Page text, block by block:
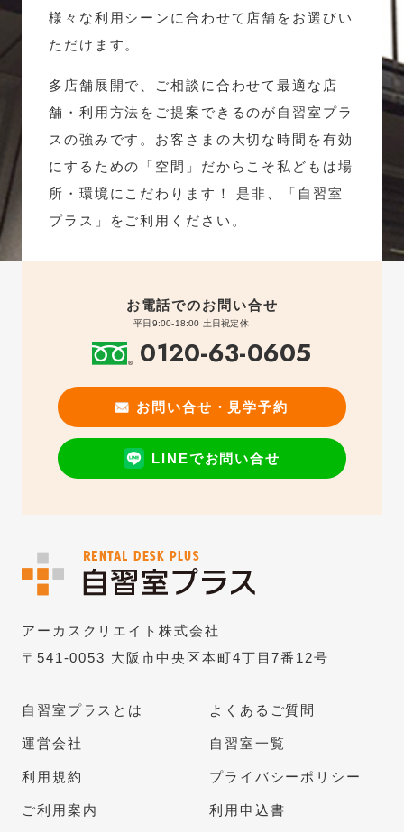
様々な利用シーンに合わせて店舗をお選びい
ただけます。
多店舗展開で、ご相談に合わせて最適な店
舗・利用方法をご提案できるのが自習室プラ
スの強みです。お客さまの大切な時間を有効
にするための「空間」だからこそ私どもは場
所・環境にこだわります！ 是非、「自習室
プラス」をご利用ください。
お電話でのお問い合せ
平日9:00-18:00 土日祝定休
0120-63-0605
お問い合せ・見学予約
LINEでお問い合せ
アーカスクリエイト株式会社
〒541-0053 大阪市中央区本町4丁目7番12号
自習室プラスとは よくあるご質問
運営会社 自習室一覧
利用規約 プライバシーポリシー
ご利用案内 利用申込書